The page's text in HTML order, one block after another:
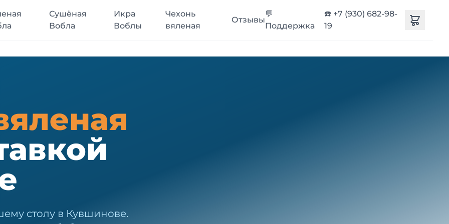
Сушёная
Вобла
Икра
Воблы
Чехонь
вяленая
Отзывы
💬
Поддержка
☎️ +7 (930) 682-98-
19
столу в Кувшинове.